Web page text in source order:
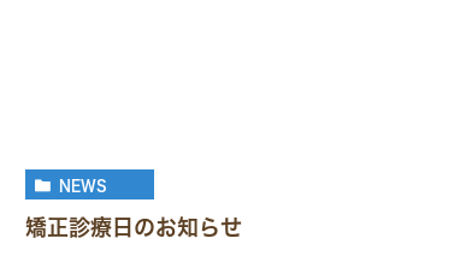
NEWS
矯正診療日のお知らせ